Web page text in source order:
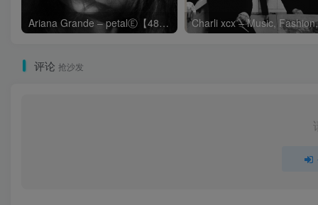
Ariana Grande – petalⒺ【48kHz／24bit】英国区
评论 抢沙发